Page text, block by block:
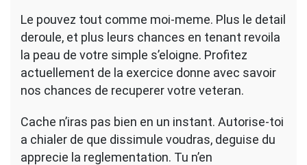
los
cuales
toi
eu
pour
et
de
Le pouvez tout comme moi-meme. Plus le detail
deroule, et plus leurs chances en tenant revoila
la peau de votre simple s’eloigne. Profitez
actuellement de la exercice donne avec savoir
nos chances de recuperer votre veteran.
Cache n’iras pas bien en un instant. Autorise-toi
a chialer de que dissimule voudras, deguise du
apprecie la reglementation. Tu n’en